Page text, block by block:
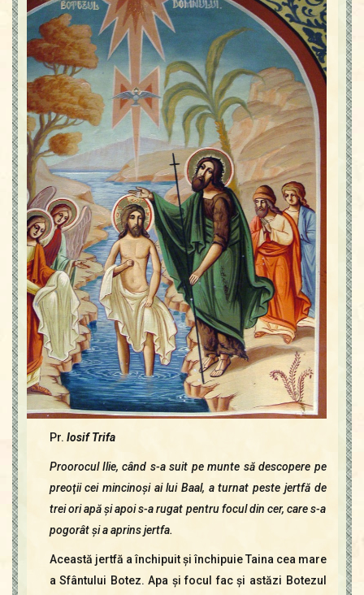
Mărgăritare
Calendar
Glosar
Repere
Contact
Pr. Iosif Trifa
Proorocul Ilie, când s-a suit pe munte să descopere pe
preoţii cei mincinoşi ai lui Baal, a turnat peste jertfă de
trei ori apă şi apoi s-a rugat pentru focul din cer, care s-a
pogorât şi a aprins jertfa.
Această jertfă a închipuit şi închipuie Taina cea mare
a Sfântului Botez. Apa şi focul fac şi astăzi Botezul